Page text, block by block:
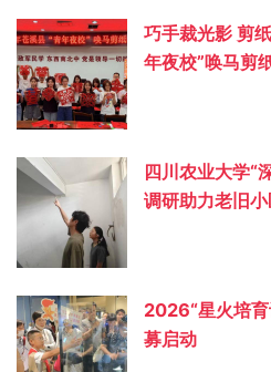
巧手裁光影 剪
年夜校”唤马剪
四川农业大学“
调研助力老旧
2026“星火培
募启动